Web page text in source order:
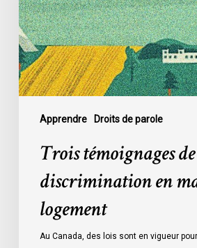
Apprendre Droits de parole
matière
de
logement
Trois témoignages de
discrimination en
logement
Au Canada, des lois sont en vigueur